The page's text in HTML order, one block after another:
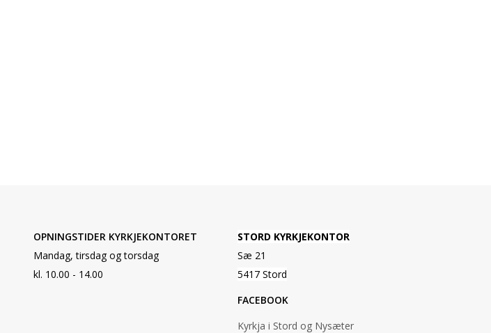
OPNINGSTIDER KYRKJEKONTORET
Mandag, tirsdag og torsdag
kl. 10.00 - 14.00
STORD KYRKJEKONTOR
Sæ 21
5417 Stord
FACEBOOK
Kyrkja i Stord og Nysæter